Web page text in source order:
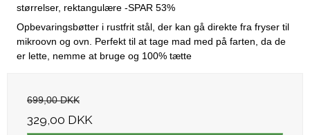
størrelser, rektangulære -SPAR 53%
Opbevaringsbøtter i rustfrit stål, der kan gå direkte fra fryser til
mikroovn og ovn. Perfekt til at tage mad med på farten, da de
er lette, nemme at bruge og 100% tætte
699,00 DKK
329,00 DKK